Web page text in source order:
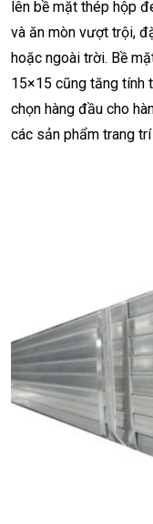
lên bề mặt thép hộp
và ăn mòn vượt trội,
hoặc ngoài trời. Bề
15×15 cũng tăng tính
chọn hàng đầu cho
các sản phẩm trang